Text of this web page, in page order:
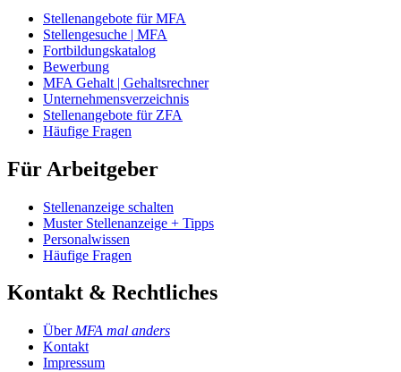
Stellenangebote für MFA
Stellengesuche | MFA
Fortbildungskatalog
Bewerbung
MFA Gehalt | Gehaltsrechner
Unternehmensverzeichnis
Stellenangebote für ZFA
Häufige Fragen
Für Arbeitgeber
Stellenanzeige schalten
Muster Stellenanzeige + Tipps
Personalwissen
Häufige Fragen
Kontakt & Rechtliches
Über MFA mal anders
Kontakt
Impressum